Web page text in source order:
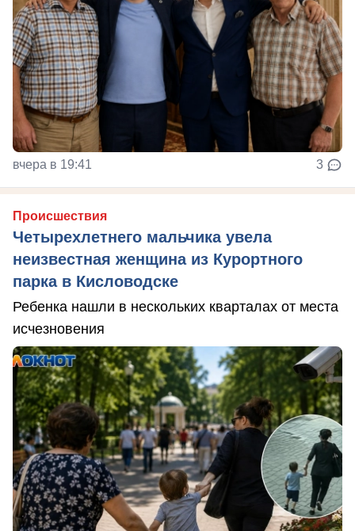
вчера в 19:41 3
Происшествия
Четырехлетнего мальчика увела
неизвестная женщина из Курортного
парка в Кисловодске
Ребенка нашли в нескольких кварталах от места
исчезновения